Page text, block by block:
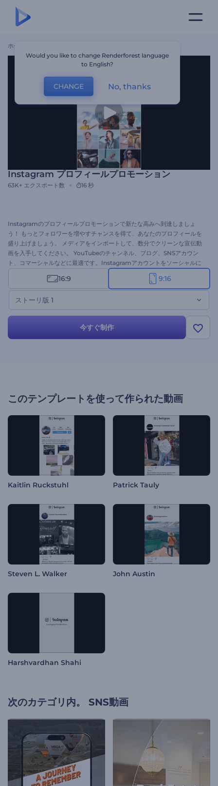
ホーム
Instagram プロフィールプロモーション
63K+ エクスポート数 16 秒
Instagramのプロフィールプロモーションで新たな高みへ到達しましょ
う！ もっとフォロワーを増やすチャンスを得て、あなたのプロフィールを
盛り上げましょう。 メディアをインポートして、数分でクリーンな宣伝動
画を入手してください。 YouTubeのチャンネル、ブログ、SNSアカウン
ト、コマーシャルなどに最適です。Instagramアカウントをソーシャルに
宣伝し、名声への道を見つけましょう。無料でインスタストーリーのバー
ジョンを試してみてください
16:9 9:16
ストーリ版 1
今すぐ制作
このテンプレートを使って作られた動画
Kaitlin Ruckstuhl Patrick Tauly
Steven L. Walker John Austin
Harshvardhan Shahi
次のカテゴリ内。 SNS動画
Would you like to change Renderforest language
to English?
CHANGE No, thanks